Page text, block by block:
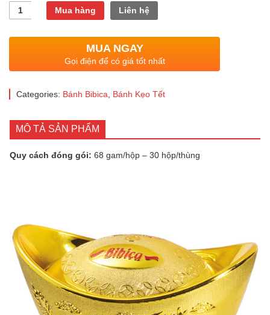
Quantity Mua hàng Liên hệ
MUA NGAY
Gọi điện để có giá tốt nhất
Categories: Bánh Bibica Bánh Kẹo Tết
MÔ TẢ SẢN PHẨM
Quy cách đóng gói: 68 gam/hộp – 30 hộp/thùng